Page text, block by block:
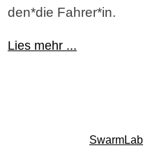
den*die Fahrer*in.
Lies mehr ...
SwarmLab